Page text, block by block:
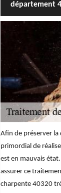
département
Afin de préserver
primordial de
est en mauvais
assurer ce
charpente 40320